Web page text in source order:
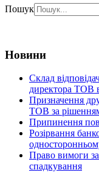
Пошук
Новини
Склад
директора ТОВ
Призначення
ТОВ за
Припинення
Розірвання
Право вимоги
спадкування